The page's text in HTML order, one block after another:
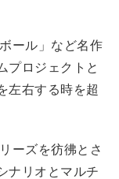
ール」など名作
プロジェクトと
左右する時を超
ーズを彷彿とさ
ナリオとマルチ